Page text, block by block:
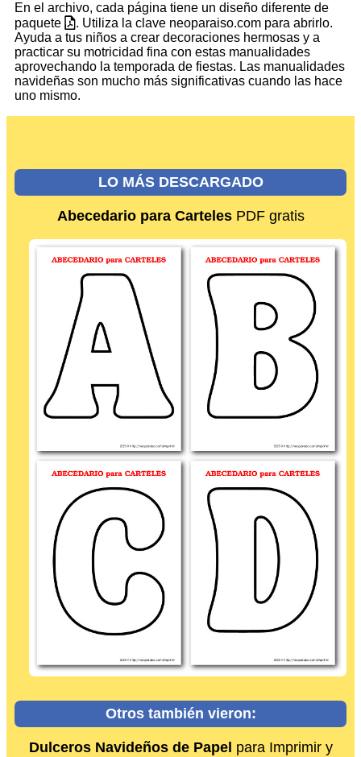
En el archivo, cada página tiene un diseño diferente de
paquete
. Utiliza la clave neoparaiso.com para abrirlo.
Ayuda a tus niños a crear decoraciones hermosas y a
practicar su motricidad fina con estas manualidades
aprovechando la temporada de fiestas. Las manualidades
navideñas son mucho más significativas cuando las hace
uno mismo.
LO MÁS DESCARGADO
Abecedario para CartelesPDF gratis
Otros también vieron:
Dulceros Navideños de Papel para Imprimir y